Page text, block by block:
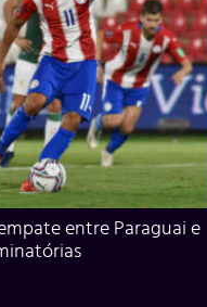
entre Paraguai e